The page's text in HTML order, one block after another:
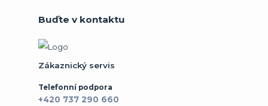
Buďte v kontaktu
Zákaznický servis
Telefonní podpora
+420 737 290 660